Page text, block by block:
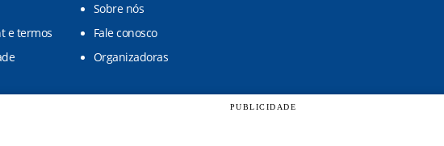
Sobre nós
e termos
Fale conosco
Organizadoras
PUBLICIDADE